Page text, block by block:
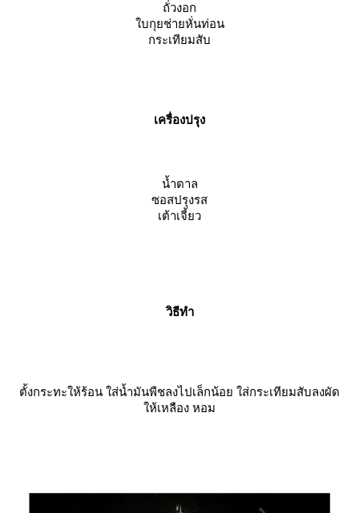
ถั่วงอก
บกุยช่ายหั่นท่อน
กระเทียมสับ
เครื่องปรุง
น้ำตาล
ซอสปรุงรส
เต้าเจี้ยว
วิธีทำ
ตั้งกระทะให้ร้อน ใส่น้ำมันพืชลงไปเล็กน้อย ใส่กระเทียมสับลงผัด
ห้เหลือง หอม